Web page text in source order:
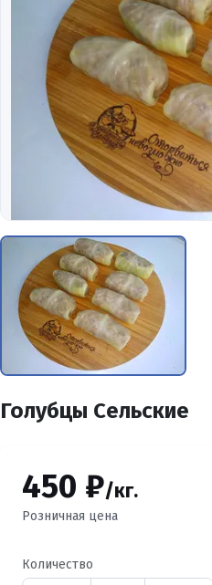
Голубцы Сельские
450 ₽/кг.
Розничная цена
Количество